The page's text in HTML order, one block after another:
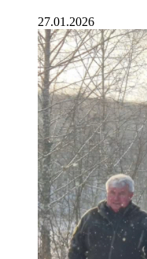
27.01.2026